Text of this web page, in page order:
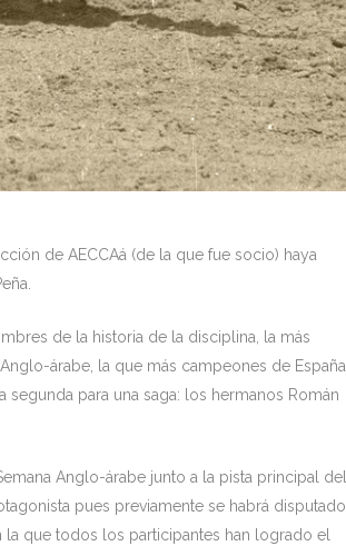
de AECCAá (de la que fue socio) haya
de la historia de la disciplina, la más
árabe, la que más campeones de España
para una saga: los hermanos Román
Anglo-árabe junto a la pista principal del
pues previamente se habrá disputado
que todos los participantes han logrado el